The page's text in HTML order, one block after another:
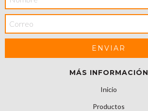
MÁS INFORMACIÓN
Inicio
Productos